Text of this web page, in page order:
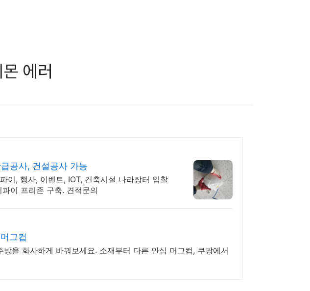
에러
공사, 건설공사 가능
이, 행사, 이벤트, IOT, 건축시설 나라장터 입찰
이 프리존 구축. 견적문의
그컵
방을 화사하게 바꿔보세요. 소재부터 다른 안심 머그컵, 쿠팡에서